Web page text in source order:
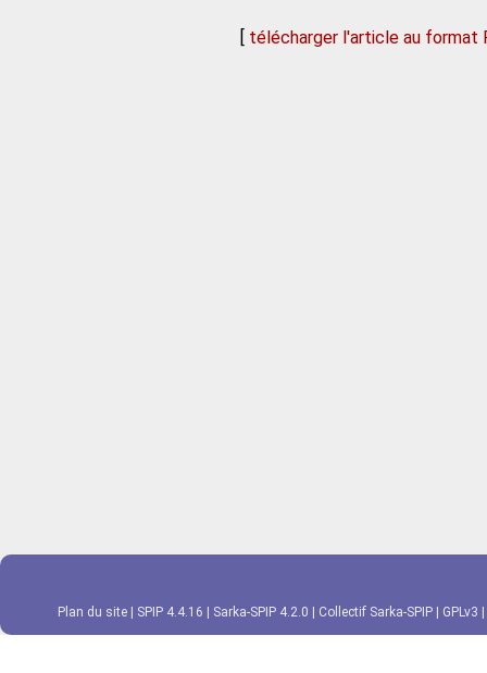
[ télécharger l'article au format
Plan du site SPIP 4.4.16 Sarka-SPIP 4.2.0 Collectif Sarka-SPIP GPLv3